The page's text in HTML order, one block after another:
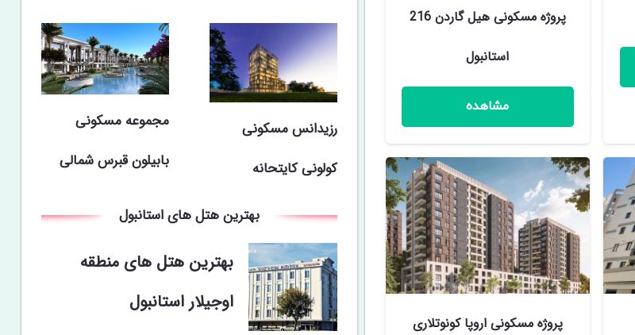
پروژه مسکونی هیل گاردن 216
استانبول
مشاهده
پروژه مسکونی اروپا کونوتلاری
رزیدانس مسکونی
کولونی کایتحانه‌
مجموعه مسکونی
بابیلون قبرس شمالی
بهترین هتل های استانبول
بهترین هتل های منطقه
اوجیلار استانبول